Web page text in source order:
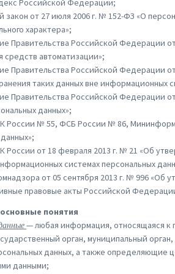
Российской Федерации;
закон от 27 июля 2006 г. № 152-ФЗ «О
характера»;
Правительства Российской Федерации
средств автоматизации»;
Правительства Российской Федерации
таких данных вне информационных
Правительства Российской Федерации
данных»;
России № 55, ФСБ России № 86,
России от 18 февраля 2013 г. № 21 «Об
системах персональных
от 05 сентября 2013 г. № 996
правовые акты Российской
понятия
— любая информация, относящаяся к
орган, муниципальный
данных, а также определяющие
данными;